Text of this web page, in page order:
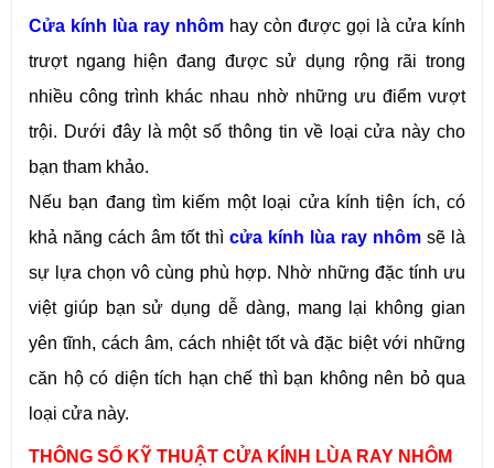
Cửa kính lùa ray nhôm hay còn được gọi là cửa kính
trượt ngang hiện đang được sử dụng rộng rãi trong
nhiều công trình khác nhau nhờ những ưu điểm vượt
trội. Dưới đây là một số thông tin về loại cửa này cho
bạn tham khảo.
Nếu bạn đang tìm kiếm một loại cửa kính tiện ích, có
khả năng cách âm tốt thì cửa kính lùa ray nhôm sẽ là
sự lựa chọn vô cùng phù hợp. Nhờ những đặc tính ưu
việt giúp bạn sử dụng dễ dàng, mang lại không gian
yên tĩnh, cách âm, cách nhiệt tốt và đặc biệt với những
căn hộ có diện tích hạn chế thì bạn không nên bỏ qua
loại cửa này.
THÔNG SỐ KỸ THUẬT CỬA KÍNH LÙA RAY NHÔM